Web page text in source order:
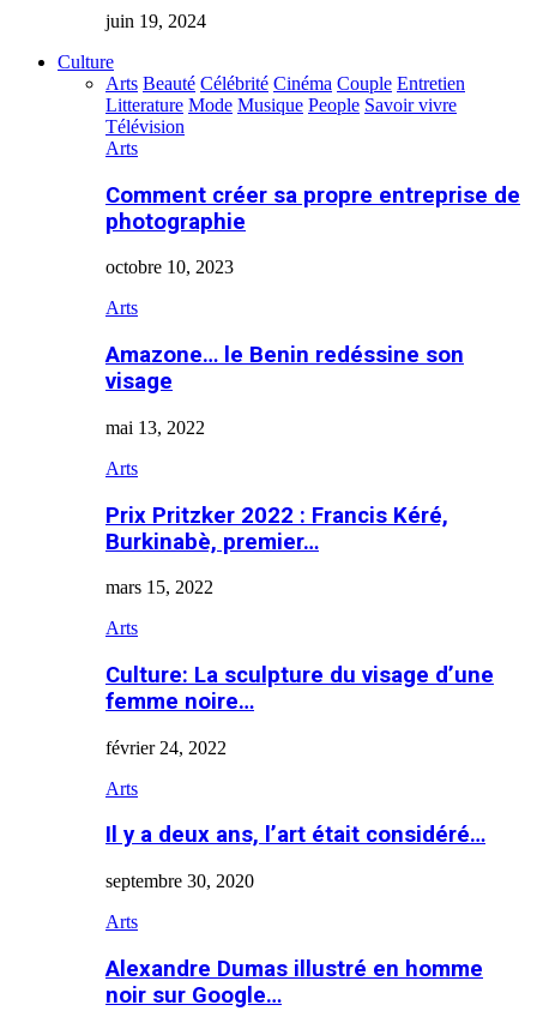
juin 19, 2024
Culture
Arts Beauté Célébrité Cinéma Couple Entretien
Litterature Mode Musique People Savoir vivre
Télévision
Arts
Comment créer sa propre entreprise de
photographie
octobre 10, 2023
Arts
Amazone… le Benin redéssine son
visage
mai 13, 2022
Arts
Prix Pritzker 2022 : Francis Kéré,
Burkinabè, premier…
mars 15, 2022
Arts
Culture: La sculpture du visage d’une
femme noire…
février 24, 2022
Arts
Il y a deux ans, l’art était considéré…
septembre 30, 2020
Arts
Alexandre Dumas illustré en homme
noir sur Google…